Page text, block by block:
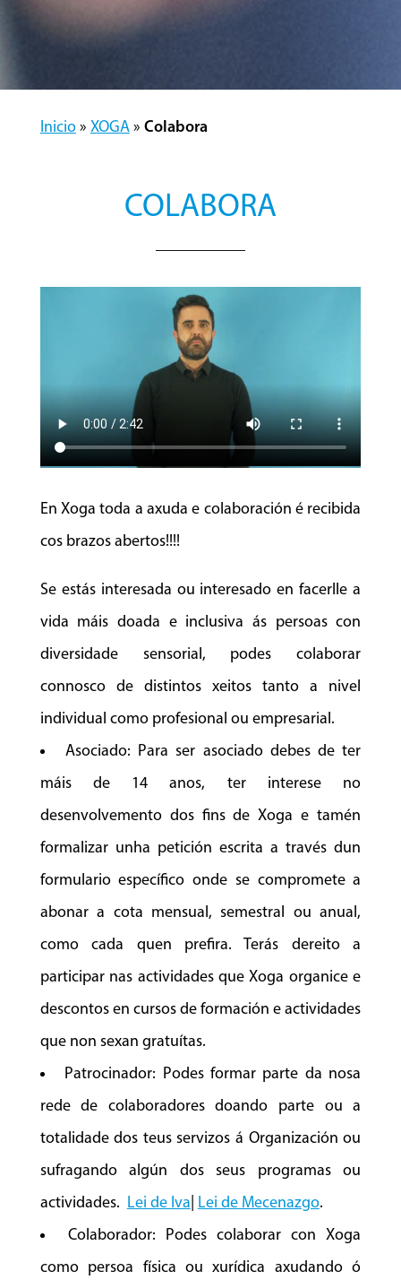
Inicio» XOGA» Colabora
COLABORA
En Xoga toda a axuda e colaboración é recibida
cos brazos abertos!!!!
Se estás interesada ou interesado en facerlle a
vida máis doada e inclusiva ás persoas con
diversidade sensorial, podes colaborar
connosco de distintos xeitos tanto a nivel
individual como profesional ou empresarial.
Asociado: Para ser asociado debes de ter
máis de 14 anos, ter interese no
desenvolvemento dos fins de Xoga e tamén
formalizar unha petición escrita a través dun
formulario específico onde se compromete a
abonar a cota mensual, semestral ou anual,
como cada quen prefira. Terás dereito a
participar nas actividades que Xoga organice e
descontos en cursos de formación e actividades
que non sexan gratuítas.
Patrocinador: Podes formar parte da nosa
rede de colaboradores doando parte ou a
totalidade dos teus servizos á Organización ou
sufragando algún dos seus programas ou
actividades. Lei de Iva Lei de Mecenazgo.
Colaborador: Podes colaborar con Xoga
como persoa física ou xurídica axudando ó